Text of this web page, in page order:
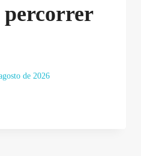
percorrer
de 2026